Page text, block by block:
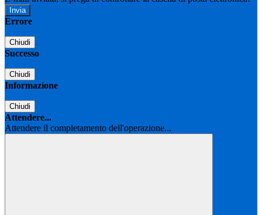
Errore
Chiudi
Successo
Chiudi
Informazione
Chiudi
Attendere...
Attendere il completamento dell'operazione...